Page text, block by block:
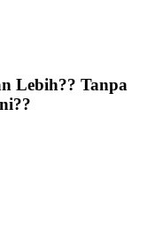
Lebih?? Tanpa